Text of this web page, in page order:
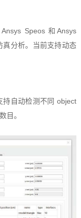
Speos 和Ansys
真分析。当前支持动态
持自动检测不同 object
目。